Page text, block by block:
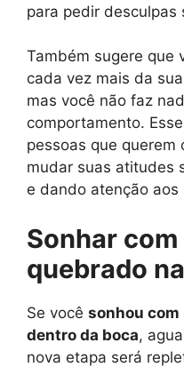
para pedir desculpas
Também sugere que
cada vez mais da
mas você não faz
comportamento.
pessoas que querem
mudar suas atitudes
e dando atenção aos
Sonhar
quebrado
Se você sonhou
dentro da boca,
nova etapa será